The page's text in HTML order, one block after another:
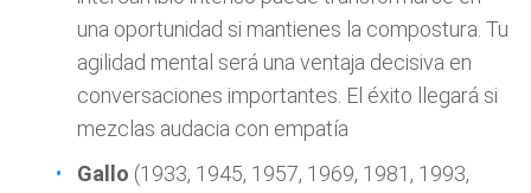
una oportunidad si mantienes la compostura. Tu
agilidad mental será una ventaja decisiva en
conversaciones importantes. El éxito llegará si
mezclas audacia con empatía
Gallo (1933, 1945, 1957, 1969, 1981, 1993,